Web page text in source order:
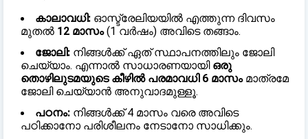
കാലാവധി: ഓസ്ട്രേലിയയിൽ എത്തുന്ന ദിവസം
മുതൽ 12 മാസം(1 വർഷം) അവിടെ തങ്ങാം.
ജോലി: നിങ്ങൾക്ക് ഏത് സ്ഥാപനത്തിലും ജോലി
ചെയ്യാം. എന്നാൽ സാധാരണയായി ഒരു
തൊഴിലുടമയുടെ കീഴിൽ പരമാവധി 6 മാസംമാത്രമേ
ജോലി ചെയ്യാൻ അനുവാദമുള്ളൂ.
പഠനം: നിങ്ങൾക്ക് 4 മാസം വരെ അവിടെ
പഠിക്കാനോ പരിശീലനം നേടാനോ സാധിക്കും.